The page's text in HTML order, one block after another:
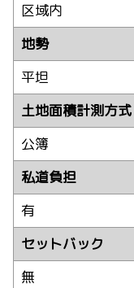
区域内
地勢
平坦
土地面積計測方式
公簿
私道負担
有
セットバック
無